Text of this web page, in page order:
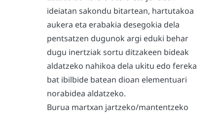
ideiatan sakondu bitartean, hartutakoa
aukera eta erabakia desegokia dela
pentsatzen dugunok argi eduki behar
dugu inertziak sortu ditzakeen bideak
aldatzeko nahikoa dela ukitu edo fereka
bat ibilbide batean dioan elementuari
norabidea aldatzeko.
Burua martxan jartzeko/mantentzeko